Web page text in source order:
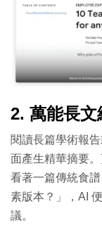
2. 萬能長文
閱讀長篇學術報
面產生精華摘要
看著一篇傳統食
素版本？」，AI
議。